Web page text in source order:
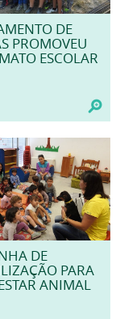
DE
PROMOVEU
ESCOLAR
DE
PARA
ANIMAL